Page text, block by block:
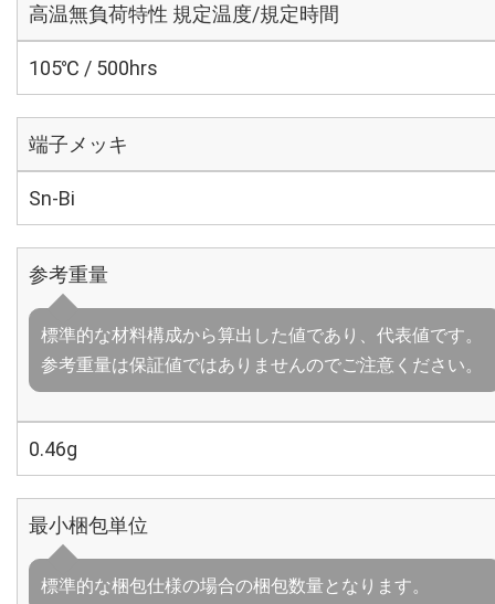
高温無負荷特性 規定温度/規定時間
105℃ / 500hrs
端子メッキ
Sn-Bi
参考重量
標準的な材料構成から算出した値であり、代表値です。
参考重量は保証値ではありませんのでご注意ください。
0.46g
最小梱包単位
標準的な梱包仕様の場合の梱包数量となります。